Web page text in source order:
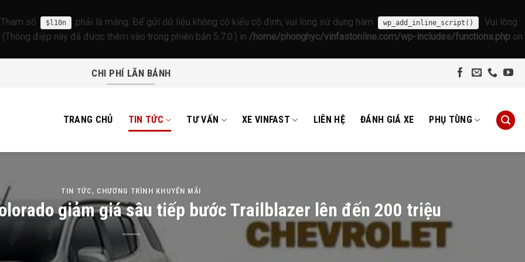
Tham số $l10n phải là mảng. Để gửi dữ liệu không có kiểu cố định, vui lòng sử dụng hàm wp_add_inline_script()
. Vui lòng
điệp này đã được thêm vào trong phiên bản 5.7.0.) in /home/phonghyc/vinfastonline.com/wp-includes/functions.php on
CHI PHÍ LĂN BÁNH
TRANG CHỦ TIN TỨC TƯ VẤN XE VINFAST LIÊN HỆ ĐÁNH GIÁ XE PHỤ TÙNG
TIN TỨC , CHƯƠNG TRÌNH KHUYẾN MÃI
giảm giá sâu tiếp bước Trailblazer lên đến 200 triệu